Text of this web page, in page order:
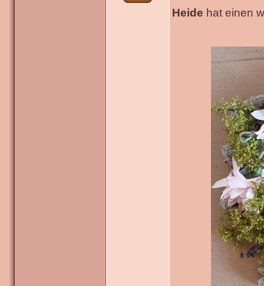
Heide hat einen